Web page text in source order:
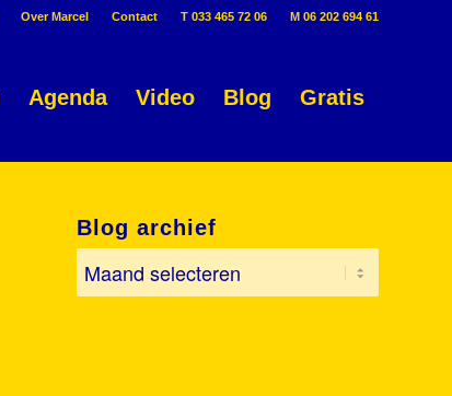
Over Marcel Contact T 033 465 72 06 M 06 202 694 61
Agenda Video Blog Gratis
Blog archief